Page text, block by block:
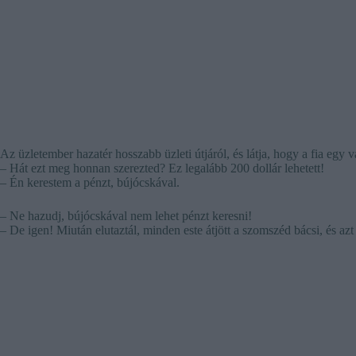
Az üzletember hazatér hosszabb üzleti útjáról, és látja, hogy a fia egy
– Hát ezt meg honnan szerezted? Ez legalább 200 dollár lehetett!
– Én kerestem a pénzt, bújócskával.
– Ne hazudj, bújócskával nem lehet pénzt keresni!
– De igen! Miután elutaztál, minden este átjött a szomszéd bácsi, és